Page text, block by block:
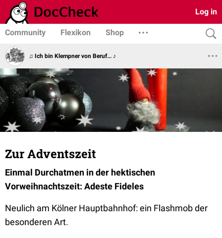
Log in
Community Flexikon Shop
♫ Ich bin Klempner von Beruf... ♪
Zur Adventszeit
Einmal Durchatmen in der hektischen
Vorweihnachtszeit: Adeste Fideles
Neulich am Kölner Hauptbahnhof: ein Flashmob der
besonderen Art.